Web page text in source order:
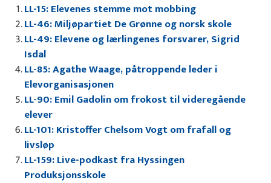
LL-15: Elevenes stemme mot mobbing
LL-46: Miljøpartiet De Grønne og norsk skole
LL-49: Elevene og lærlingenes forsvarer, Sigrid
Isdal
LL-85: Agathe Waage, påtroppende leder i
Elevorganisasjonen
LL-90: Emil Gadolin om frokost til videregående
elever
LL-101: Kristoffer Chelsom Vogt om frafall og
livsløp
LL-159: Live-podkast fra Hyssingen
Produksjonsskole